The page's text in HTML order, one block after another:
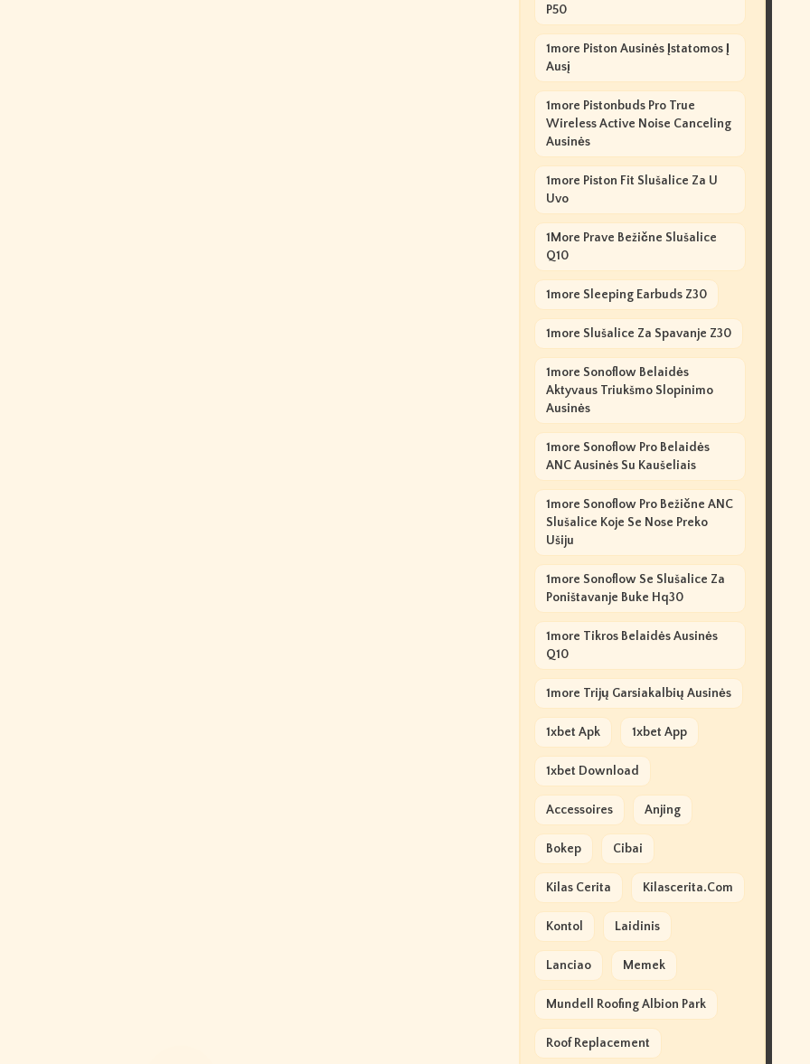
P50
1more Piston Ausinės Įstatomos Į
Ausį
1more Pistonbuds Pro True
Wireless Active Noise Canceling
Ausinės
1more Piston Fit Slušalice Za U
Uvo
1More Prave Bežične Slušalice
Q10
1more Sleeping Earbuds Z30
1more Slušalice Za Spavanje Z30
1more Sonoflow Belaidės
Aktyvaus Triukšmo Slopinimo
Ausinės
1more Sonoflow Pro Belaidės
ANC Ausinės Su Kaušeliais
1more Sonoflow Pro Bežične ANC
Slušalice Koje Se Nose Preko
Ušiju
1more Sonoflow Se Slušalice Za
Poništavanje Buke Hq30
1more Tikros Belaidės Ausinės
Q10
1more Trijų Garsiakalbių Ausinės
1xbet Apk 1xbet App
1xbet Download
Accessoires Anjing
Bokep Cibai
Kilas Cerita Kilascerita.com
Kontol Laidinis
Lanciao Memek
Mundell Roofing Albion Park
Roof Replacement